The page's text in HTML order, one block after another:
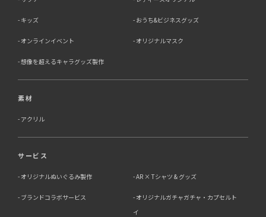
キッズ おうち&ビジネスグッズ
オンラインイベント オリジナルマスク
想像を超えるキャラグッズ製作
素材
アクリル
サービス
オリジナルぬいぐるみ製作 AR × Tシャツ & グッズ
ブランドコラボサービス
オリジナルガチャガチャ・カプセルト
イ